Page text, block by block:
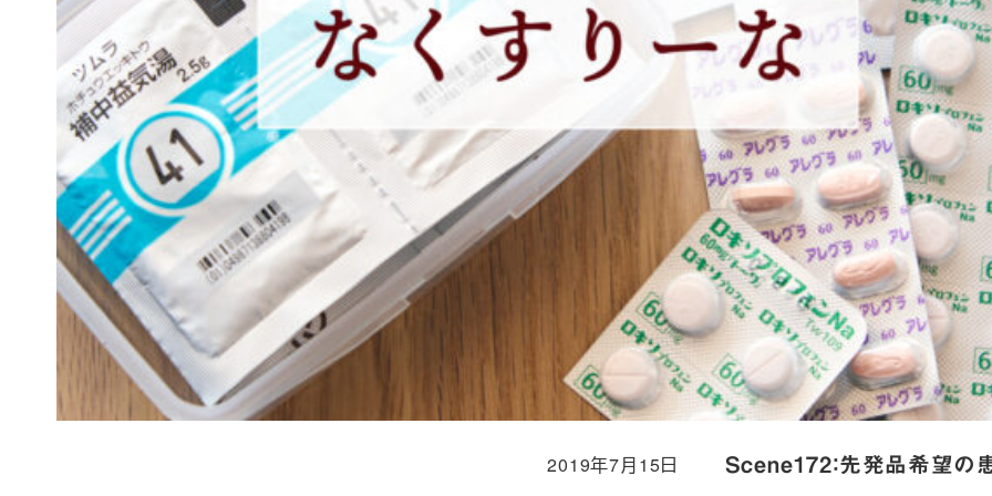
Scene172：先発品希望の
投稿日
2019年7月15日